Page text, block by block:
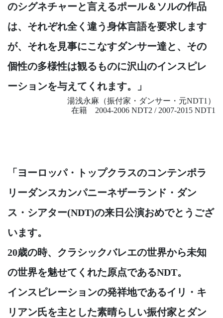
のシグネチャーと言えるポール＆ソルの作品
は、それぞれ全く違う身体言語を要求します
が、それを見事にこなすダンサー達と、その
個性の多様性は観るものに沢山のインスピレ
ーションを与えてくれます。」
湯浅永麻（振付家・ダンサー・元NDT1）
在籍 2004-2006 NDT2 / 2007-2015 NDT1
「ヨーロッパ・トップクラスのコンテンポラ
リーダンスカンパニーネザーランド・ダン
ス・シアター(NDT)の来日公演おめでとうござ
います。
20歳の時、クラシックバレエの世界から未知
の世界を魅せてくれた原点であるNDT。
インスピレーションの発祥地であるイリ・キ
リアン氏を主とした素晴らしい振付家とダン